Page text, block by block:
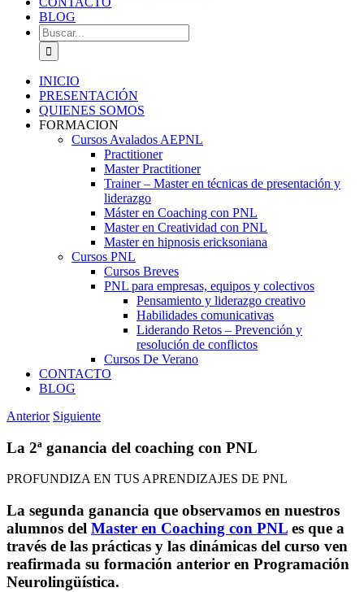
BLOG
Buscar:
INICIO
PRESENTACIÓN
QUIENES SOMOS
FORMACION
Cursos Avalados AEPNL
Practitioner
Master Practitioner
Trainer – Master en técnicas de presentación y
liderazgo
Máster en Coaching con PNL
Master en Creatividad con PNL
Master en hipnosis ericksoniana
Cursos PNL
Cursos Breves
PNL para empresas, equipos y colectivos
Pensamiento y liderazgo creativo
Habilidades comunicativas
Liderando Retos – Prevención y
resolución de conflictos
Cursos De Verano
CONTACTO
BLOG
Anterior Siguiente
La 2ª ganancia del coaching con PNL
PROFUNDIZA EN TUS APRENDIZAJES DE PNL
La segunda ganancia que observamos en nuestros
alumnos del Master en Coaching con PNL es que a
través de las prácticas y las dinámicas del curso ven
reafirmada su formación anterior en Programación
Neurolingüística.